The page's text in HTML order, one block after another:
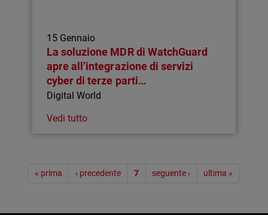
15 Gennaio
La soluzione MDR di WatchGuard
apre all’integrazione di servizi
cyber di terze parti…
Digital World
Vedi tutto
Paginazione
« prima ‹ precedente 7 seguente › ultima »